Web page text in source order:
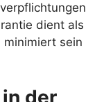
dient als
sein
der